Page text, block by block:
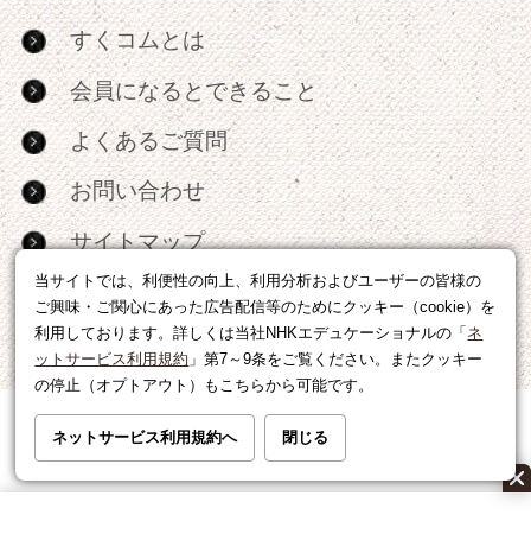
当サイトでは、利便性の向上、利用分析およびユーザーの皆様の
ご興味・ご関心にあった広告配信等のためにクッキー（cookie）を
利用しております。詳しくは当社NHKエデュケーショナルの「 ネ
ットサービス利用規約 」第7～9条をご覧ください。またクッキー
の停止（オプトアウト）もこちらから可能です。
ネットサービス利用規約へ 閉じる
すくコムとは
会員になるとできること
よくあるご質問
お問い合わせ
サイトマップ
RSS
広告出稿・パートナーシップについて
利用規約|個人情報の取り扱いについて
運営会社|広告に関するお問い合わせ